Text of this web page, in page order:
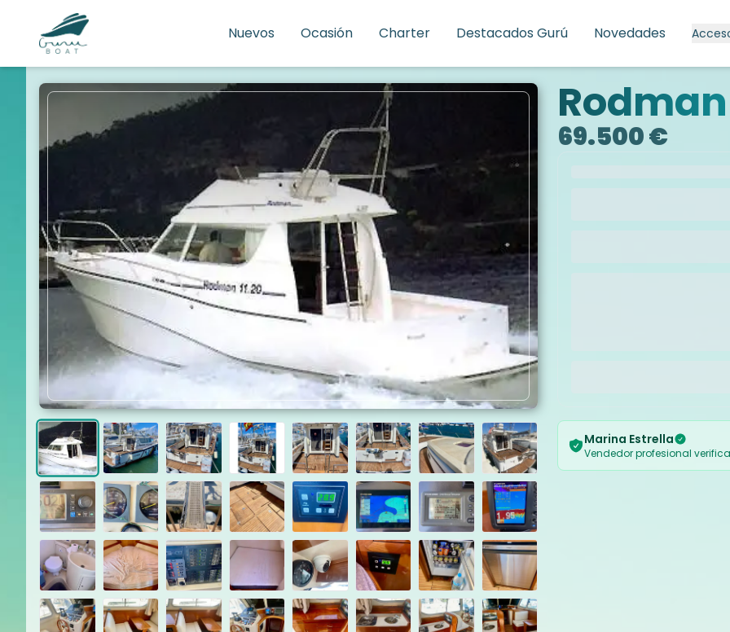
Nuevos Ocasión Charter Destacados Gurú Novedades
Rodman
69.500 €
Marina Estrella
Vendedor profesional